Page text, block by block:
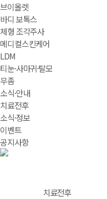
브이올렛
바디 보톡스
체형 조각주사
메디컬스킨케어
LDM
티눈·사마귀·탈모
무좀
소식·안내
치료전후
소식·정보
이벤트
공지사항
치료전후